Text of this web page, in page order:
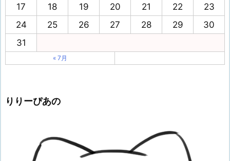
17
18 19 20 21 22
23
24
25 26 27 28 29
30
31
« 7月
りりーぴあの